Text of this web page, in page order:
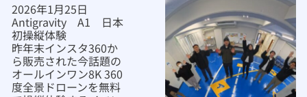
2026年1月25日
Antigravity A1 日本
初操縦体験
昨年末インスタ360か
ら販売された今話題の
オールインワン8K 360
度全景ドローンを無料